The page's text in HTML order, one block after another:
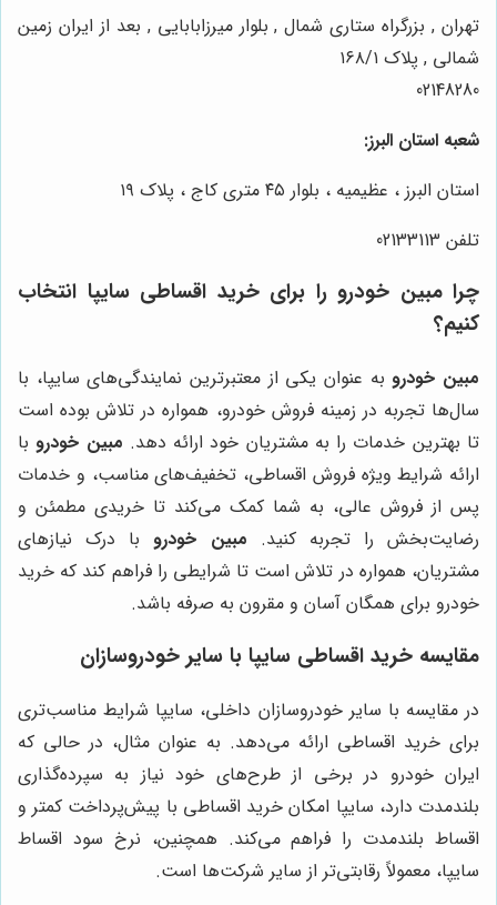
تهران , بزرگراه ستاری شمال , بلوار میرزابابایی , بعد از ایران زمین
شمالی , پلاک ۱۶۸/۱
02148280
شعبه استان البرز:
استان البرز ، عظیمیه ، بلوار ۴۵ متری کاج ، پلاک ۱۹
تلفن 02133113
چرامبین خودرو را برای خرید اقساطی سایپا انتخاب
کنیم؟
مبین خودروبه عنوان یکی از معتبرترین نمایندگی‌های سایپا، با
سال‌ها تجربه در زمینه فروش خودرو، همواره در تلاش بوده است
تا بهترین خدمات را به مشتریان خود ارائه دهد. مبین خودروبا
ارائه شرایط ویژه فروش اقساطی، تخفیف‌های مناسب، و خدمات
پس از فروش عالی، به شما کمک می‌کند تا خریدی مطمئن و
رضایت‌بخش را تجربه کنید. مبین خودروبا درک نیازهای
مشتریان، همواره در تلاش است تا شرایطی را فراهم کند که خرید
خودرو برای همگان آسان و مقرون به صرفه باشد.
مقایسه خرید اقساطی سایپا با سایر خودروسازان
در مقایسه با سایر خودروسازان داخلی، سایپا شرایط مناسب‌تری
برای خرید اقساطی ارائه می‌دهد. به عنوان مثال، در حالی که
ایران خودرو در برخی از طرح‌های خود نیاز به سپرده‌گذاری
بلندمدت دارد، سایپا امکان خرید اقساطی با پیش‌پرداخت کمتر و
اقساط بلندمدت را فراهم می‌کند. همچنین، نرخ سود اقساط
سایپا، معمولاً رقابتی‌تر از سایر شرکت‌ها است.